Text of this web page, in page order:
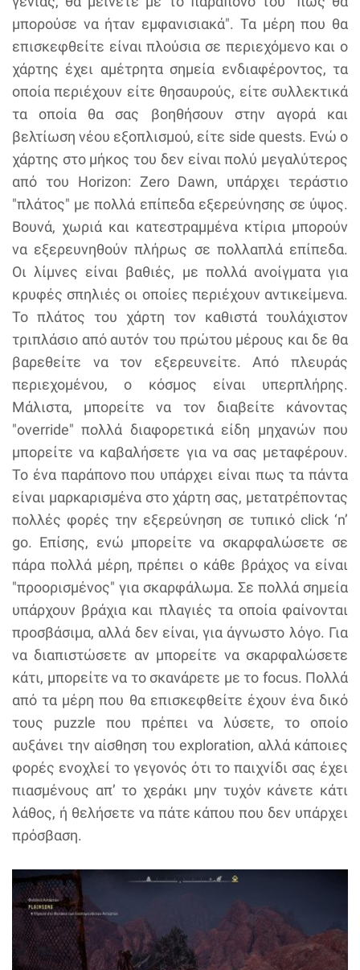
μπορούσε να ήταν εμφανισιακά". Τα μέρη που θα
επισκεφθείτε είναι πλούσια σε περιεχόμενο και ο
χάρτης έχει αμέτρητα σημεία ενδιαφέροντος, τα
οποία περιέχουν είτε θησαυρούς, είτε συλλεκτικά
τα οποία θα σας βοηθήσουν στην αγορά και
βελτίωση νέου εξοπλισμού, είτε side quests. Ενώ ο
χάρτης στο μήκος του δεν είναι πολύ μεγαλύτερος
από του Horizon: Zero Dawn, υπάρχει τεράστιο
"πλάτος" με πολλά επίπεδα εξερεύνησης σε ύψος.
Βουνά, χωριά και κατεστραμμένα κτίρια μπορούν
να εξερευνηθούν πλήρως σε πολλαπλά επίπεδα.
Οι λίμνες είναι βαθιές, με πολλά ανοίγματα για
κρυφές σπηλιές οι οποίες περιέχουν αντικείμενα.
Το πλάτος του χάρτη τον καθιστά τουλάχιστον
τριπλάσιο από αυτόν του πρώτου μέρους και δε θα
βαρεθείτε να τον εξερευνείτε. Από πλευράς
περιεχομένου, ο κόσμος είναι υπερπλήρης.
Μάλιστα, μπορείτε να τον διαβείτε κάνοντας
"override" πολλά διαφορετικά είδη μηχανών που
μπορείτε να καβαλήσετε για να σας μεταφέρουν.
Το ένα παράπονο που υπάρχει είναι πως τα πάντα
είναι μαρκαρισμένα στο χάρτη σας, μετατρέποντας
πολλές φορές την εξερεύνηση σε τυπικό click ‘n’
go. Επίσης, ενώ μπορείτε να σκαρφαλώσετε σε
πάρα πολλά μέρη, πρέπει ο κάθε βράχος να είναι
"προορισμένος" για σκαρφάλωμα. Σε πολλά σημεία
υπάρχουν βράχια και πλαγιές τα οποία φαίνονται
προσβάσιμα, αλλά δεν είναι, για άγνωστο λόγο. Για
να διαπιστώσετε αν μπορείτε να σκαρφαλώσετε
κάτι, μπορείτε να το σκανάρετε με το focus. Πολλά
από τα μέρη που θα επισκεφθείτε έχουν ένα δικό
τους puzzle που πρέπει να λύσετε, το οποίο
αυξάνει την αίσθηση του exploration, αλλά κάποιες
φορές ενοχλεί το γεγονός ότι το παιχνίδι σας έχει
πιασμένους απ’ το χεράκι μην τυχόν κάνετε κάτι
λάθος, ή θελήσετε να πάτε κάπου που δεν υπάρχει
πρόσβαση.